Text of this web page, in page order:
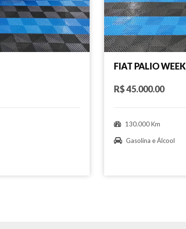
FIAT PALIO WEEK
R$ 45.000.00
130.000 Km
Gasolina e Álcool